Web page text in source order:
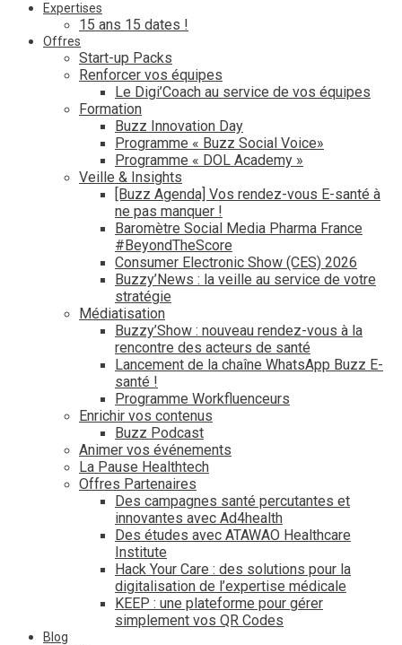
Expertises
15 ans 15 dates !
Offres
Start-up Packs
Renforcer vos équipes
Le Digi’Coach au service de vos équipes
Formation
Buzz Innovation Day
Programme « Buzz Social Voice»
Programme « DOL Academy »
Veille & Insights
[Buzz Agenda] Vos rendez-vous E-santé à
ne pas manquer !
Baromètre Social Media Pharma France
#BeyondTheScore
Consumer Electronic Show (CES) 2026
Buzzy’News : la veille au service de votre
stratégie
Médiatisation
Buzzy’Show : nouveau rendez-vous à la
rencontre des acteurs de santé
Lancement de la chaîne WhatsApp Buzz E-
santé !
Programme Workfluenceurs
Enrichir vos contenus
Buzz Podcast
Animer vos événements
La Pause Healthtech
Offres Partenaires
Des campagnes santé percutantes et
innovantes avec Ad4health
Des études avec ATAWAO Healthcare
Institute
Hack Your Care : des solutions pour la
digitalisation de l’expertise médicale
KEEP : une plateforme pour gérer
simplement vos QR Codes
Blog